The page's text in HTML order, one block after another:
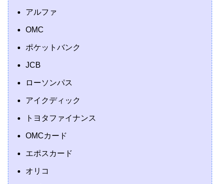
アルファ
OMC
ポケットバンク
JCB
ローソンパス
アイクディック
トヨタファイナンス
OMCカード
エポスカード
オリコ